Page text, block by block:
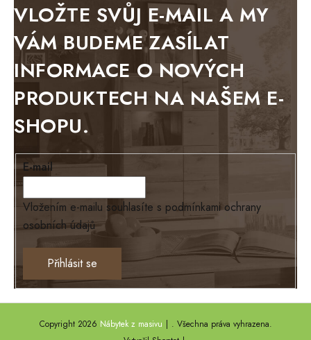
BELLUNO grafite
WESTERN
BERLIN
KOLMAR
TOSKANIA
LOUISIANA
Tello
Loriano
EXCLUSIVE
TEXAS
ANNY
DEL SOL
VLOŽTE SVŮJ E-MAIL A MY
VÁM BUDEME ZASÍLAT
INFORMACE O NOVÝCH
PRODUKTECH NA NAŠEM E-
SHOPU.
E-mail
Vložením e-mailu souhlasíte s podmínkami ochrany
osobních údajů
Přihlásit se
Copyright 2026 Nábytek z masivu . Všechna práva vyhrazena.